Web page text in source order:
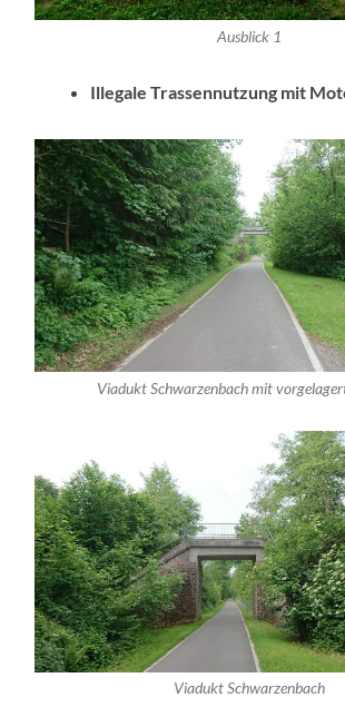
Ausblick 1
Illegale Trassennutzung mit
Viadukt Schwarzenbach mit
Viadukt Schwarzenbach